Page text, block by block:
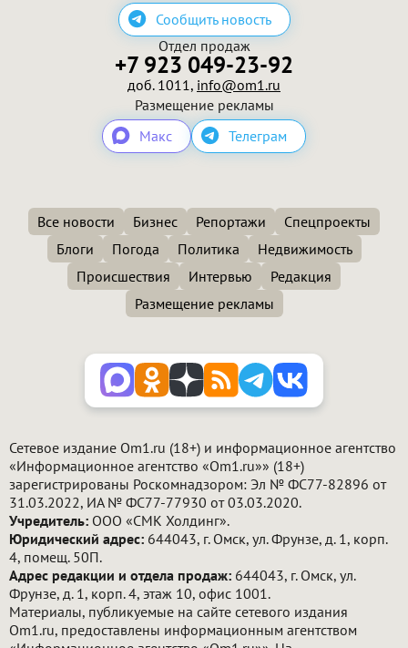
Сообщить новость
Отдел продаж
+7 923 049-23-92
доб. 1011, info@om1.ru
Размещение рекламы
Макс
Телеграм
Все новости Бизнес Репортажи
Спецпроекты
Блоги
Погода Политика
Недвижимость
Происшествия
Интервью
Редакция
Размещение рекламы
Сетевое издание Om1.ru (18+) и информационное агентство
«Информационное агентство «Om1.ru»» (18+)
зарегистрированы Роскомнадзором: Эл № ФС77-82896 от
31.03.2022, ИА № ФС77-77930 от 03.03.2020.
Учредитель: ООО «СМК Холдинг».
Юридический адрес: 644043, г. Омск, ул. Фрунзе, д. 1, корп.
4, помещ. 50П.
Адрес редакции и отдела продаж: 644043, г. Омск, ул.
Фрунзе, д. 1, корп. 4, этаж 10, офис 1001.
Материалы, публикуемые на сайте сетевого издания
Om1.ru, предоставлены информационным агентством